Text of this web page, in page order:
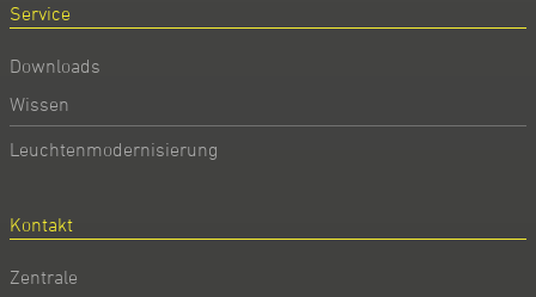
Service
Downloads
Wissen
Leuchtenmodernisierung
Kontakt
Zentrale